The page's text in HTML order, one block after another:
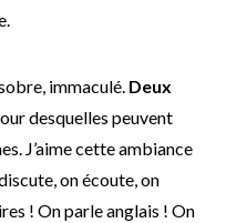
immaculé. Deux
desquelles peuvent
J’aime cette ambiance
on écoute, on
! On parle anglais ! On